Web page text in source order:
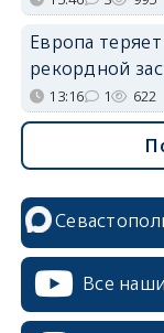
Европа
рекордной
13:16 1 622
Все